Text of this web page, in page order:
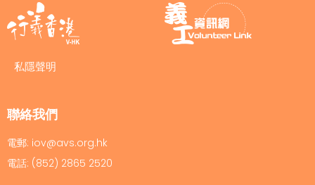
私隱聲明
聯絡我們
電郵: iov@avs.org.hk
電話: (852) 2865 2520